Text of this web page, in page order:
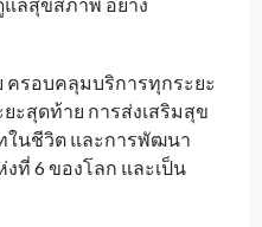
ครอบคลุมบริการทุกระยะ
ะสุดท้าย การส่งเสริมสุข
นชีวิต และการพัฒนา
งที่ 6 ของโลก และเป็น